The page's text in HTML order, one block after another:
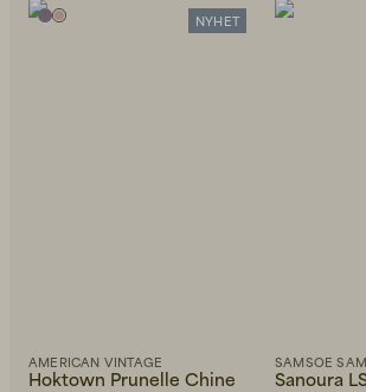
NYHET
AMERICAN VINTAGE
Hoktown Prunelle Chine
SAMSOE
Sanoura